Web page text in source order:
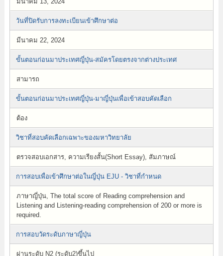
วันที่ปิดรับการลงทะเบียนเข้าศึกษาต่อ
มีนาคม 22, 2024
ขั้นตอนก่อนมาประเทศญี่ปุ่น-สมัครโดยตรงจากต่างประเทศ
สามารถ
ขั้นตอนก่อนมาประเทศญี่ปุ่น-มาญี่ปุ่นเพื่อเข้าสอบคัดเลือก
ต้อง
วิชาที่สอบคัดเลือกเฉพาะของมหาวิทยาลัย
ตรวจสอบเอกสาร, ความเรียงสั้น(Short Essay), สัมภาษณ์
การสอบเพื่อเข้าศึกษาต่อในญี่ปุ่น EJU - วิชาที่กำหนด
ภาษาญี่ปุ่น, The total score of Reading comprehension and
Listening and Listening-reading comprehension of 200 or more is
required.
การสอบวัดระดับภาษาญี่ปุ่น
ผ่านระดับ N2 (ระดับ2)ขึ้นไป